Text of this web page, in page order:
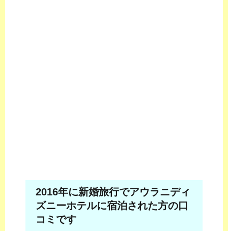
2016年に新婚旅行でアウラニディ
ズニーホテルに宿泊された方の口
コミです